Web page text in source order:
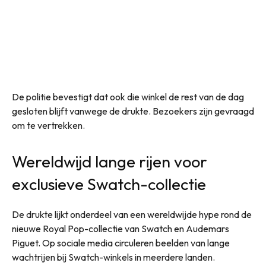
De politie bevestigt dat ook die winkel de rest van de dag
gesloten blijft vanwege de drukte. Bezoekers zijn gevraagd
om te vertrekken.
Wereldwijd lange rijen voor
exclusieve Swatch-collectie
De drukte lijkt onderdeel van een wereldwijde hype rond de
nieuwe Royal Pop-collectie van Swatch en Audemars
Piguet. Op sociale media circuleren beelden van lange
wachtrijen bij Swatch-winkels in meerdere landen.